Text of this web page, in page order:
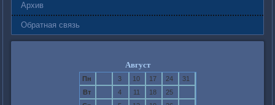
Архив
Обратная связь
Август
Пн 3 10 17 24
31
Вт
4 11 18
25